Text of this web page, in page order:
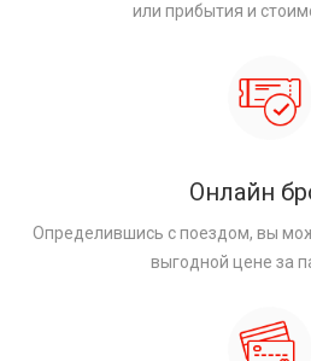
или прибытия и
Онлайн
Определившись с поездом, вы
выгодной цене за